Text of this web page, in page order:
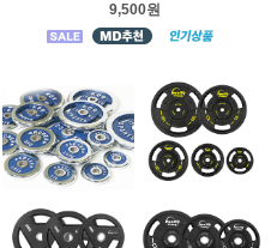
9,500원